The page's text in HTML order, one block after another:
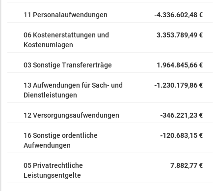
11 Personalaufwendungen -4.336.602,48 €
06 Kostenerstattungen und
Kostenumlagen
3.353.789,49 €
03 Sonstige Transfererträge 1.964.845,66 €
13 Aufwendungen für Sach- und
Dienstleistungen
-1.230.179,86 €
12 Versorgungsaufwendungen -346.221,23 €
16 Sonstige ordentliche
Aufwendungen
-120.683,15 €
05 Privatrechtliche
Leistungsentgelte
7.882,77 €